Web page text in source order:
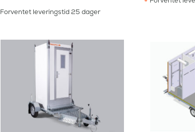
Forventet leveringstid 25 dager